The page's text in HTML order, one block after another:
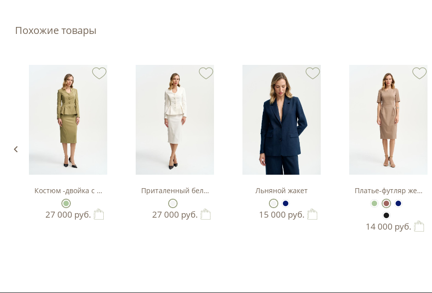
Похожие товары
Костюм -двойка с баской в цвете фисташка
27 000 руб.
Приталенный белый костюм-двойка с баской.
27 000 руб.
Льняной жакет
15 000 руб.
Платье-футляр женское
14 000 руб.